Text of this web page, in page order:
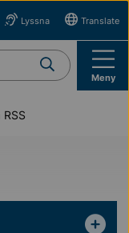
Lyssna Translate
Meny